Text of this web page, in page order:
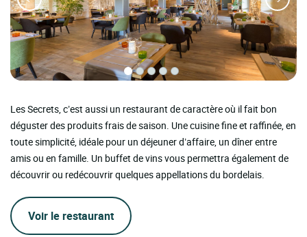
Les Secrets, c’est aussi un restaurant de caractère où il fait bon
déguster des produits frais de saison. Une cuisine fine et raffinée, en
toute simplicité, idéale pour un déjeuner d’affaire, un dîner entre
amis ou en famille. Un buffet de vins vous permettra également de
découvrir ou redécouvrir quelques appellations du bordelais.
Voir le restaurant